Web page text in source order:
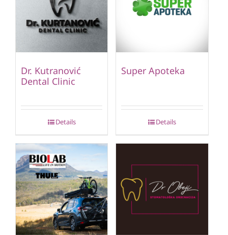
Dr. Kutranović
Dental Clinic
Details
Super Apoteka
Details